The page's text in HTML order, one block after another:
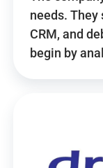
needs.
CRM, and
begin by